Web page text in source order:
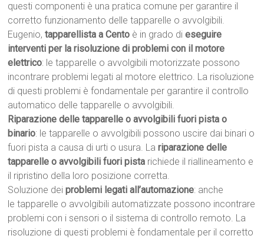
questi componenti è una pratica comune per garantire il
corretto funzionamento delle tapparelle o avvolgibili.
Eugenio,tapparellista a Cento è in grado di eseguire
interventi per la risoluzione di problemi con il motore
elettrico: le tapparelle o avvolgibili motorizzate possono
incontrare problemi legati al motore elettrico. La risoluzione
di questi problemi è fondamentale per garantire il controllo
automatico delle tapparelle o avvolgibili.
Riparazione delle tapparelle o avvolgibili fuori pista o
binario: le tapparelle o avvolgibili possono uscire dai binari o
fuori pista a causa di urti o usura. Lariparazione delle
tapparelle o avvolgibili fuori pista richiede il riallineamento e
il ripristino della loro posizione corretta.
Soluzione deiproblemi legati all’automazione: anche
le tapparelle o avvolgibili automatizzate possono incontrare
problemi con i sensori o il sistema di controllo remoto. La
risoluzione di questi problemi è fondamentale per il corretto